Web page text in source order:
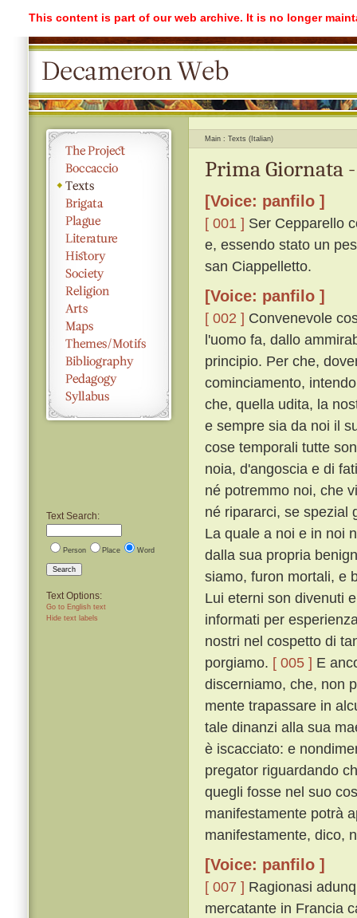
This content is part of our web archive. It is no longer
Text Search:
Person Place Word
Search
Text Options:
Go to English text
Hide text labels
Main Texts (Italian)
Prima Giornata
[Voice: panfilo ]
[ 001 ] Ser Cepparello
e, essendo stato un
san Ciappelletto.
[Voice: panfilo ]
[ 002 ] Convenevole
l'uomo fa, dallo
principio. Per che,
cominciamento,
che, quella udita, la
e sempre sia da noi il
cose temporali tutte
noia, d'angoscia e di
né potremmo noi, che
né ripararci, se spezial
La quale a noi e in noi
dalla sua propria
siamo, furon mortali, e
Lui eterni son divenuti
informati per
nostri nel cospetto di
porgiamo. [ 005 ] E
discerniamo, che, non
mente trapassare in
tale dinanzi alla sua
è iscacciato: e
pregator riguardando
quegli fosse nel suo
manifestamente potrà
manifestamente, dico,
[Voice: panfilo ]
[ 007 ] Ragionasi
mercatante in Francia